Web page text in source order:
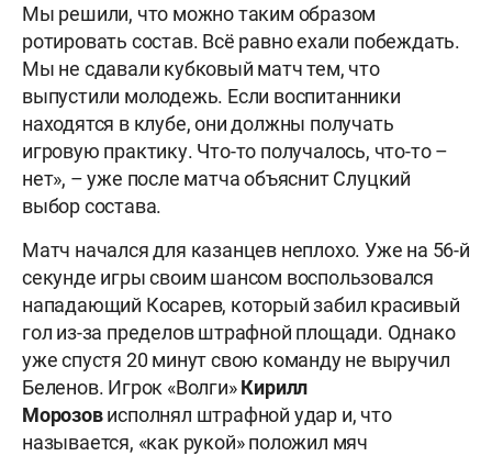
Мы решили, что можно таким образом
ротировать состав. Всё равно ехали побеждать.
Мы не сдавали кубковый матч тем, что
выпустили молодежь. Если воспитанники
находятся в клубе, они должны получать
игровую практику. Что-то получалось, что-то –
нет», – уже после матча объяснит Слуцкий
выбор состава.
Матч начался для казанцев неплохо. Уже на 56-й
секунде игры своим шансом воспользовался
нападающий Косарев, который забил красивый
гол из-за пределов штрафной площади. Однако
уже спустя 20 минут свою команду не выручил
Беленов. Игрок «Волги»Кирилл
Морозовисполнял штрафной удар и, что
называется, «как рукой» положил мяч